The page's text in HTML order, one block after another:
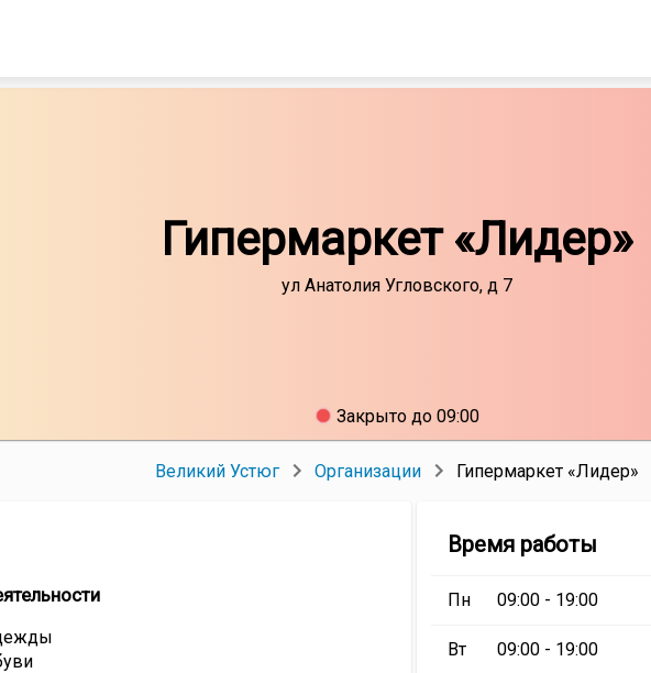
Гипермаркет «Лидер»
ул Анатолия Угловского, д 7
Закрыто до 09:00
Великий Устюг Организации Гипермаркет «Лидер»
Время работы
Пн 09:00 - 19:00
Вт 09:00 - 19:00